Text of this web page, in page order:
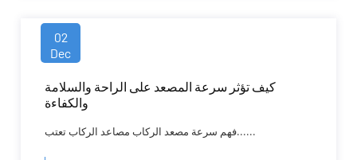
02
Dec
كيف تؤثر سرعة المصعد على الراحة والسلامة
والكفاءة
فهم سرعة مصعد الركاب مصاعد الركاب تعتب......